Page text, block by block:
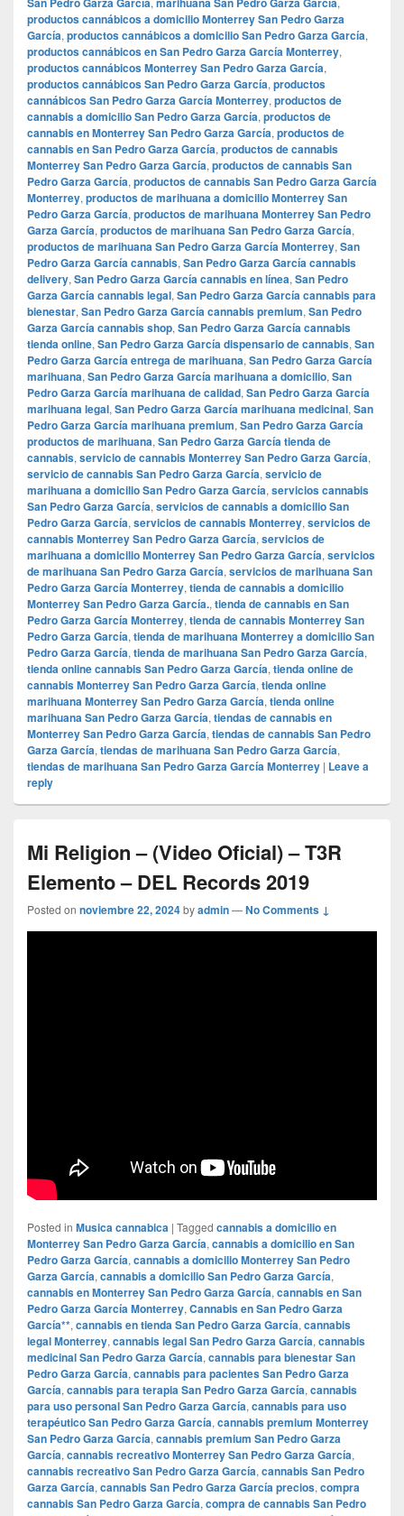
productos cannábicos a domicilio Monterrey San Pedro Garza
García, productos cannábicos a domicilio San Pedro Garza García,
productos cannábicos en San Pedro Garza García Monterrey,
productos cannábicos Monterrey San Pedro Garza García,
productos cannábicos San Pedro Garza García, productos
cannábicos San Pedro Garza García Monterrey, productos de
cannabis a domicilio San Pedro Garza García, productos de
cannabis en Monterrey San Pedro Garza García, productos de
cannabis en San Pedro Garza García, productos de cannabis
Monterrey San Pedro Garza García, productos de cannabis San
Pedro Garza García, productos de cannabis San Pedro Garza García
Monterrey, productos de marihuana a domicilio Monterrey San
Pedro Garza García, productos de marihuana Monterrey San Pedro
Garza García, productos de marihuana San Pedro Garza García,
productos de marihuana San Pedro Garza García Monterrey, San
Pedro Garza García cannabis, San Pedro Garza García cannabis
delivery, San Pedro Garza García cannabis en línea, San Pedro
Garza García cannabis legal, San Pedro Garza García cannabis para
bienestar, San Pedro Garza García cannabis premium, San Pedro
Garza García cannabis shop, San Pedro Garza García cannabis
tienda online, San Pedro Garza García dispensario de cannabis, San
Pedro Garza García entrega de marihuana, San Pedro Garza García
marihuana, San Pedro Garza García marihuana a domicilio, San
Pedro Garza García marihuana de calidad, San Pedro Garza García
marihuana legal, San Pedro Garza García marihuana medicinal, San
Pedro Garza García marihuana premium, San Pedro Garza García
productos de marihuana, San Pedro Garza García tienda de
cannabis, servicio de cannabis Monterrey San Pedro Garza García,
servicio de cannabis San Pedro Garza García, servicio de
marihuana a domicilio San Pedro Garza García, servicios cannabis
San Pedro Garza García, servicios de cannabis a domicilio San
Pedro Garza García, servicios de cannabis Monterrey, servicios de
cannabis Monterrey San Pedro Garza García, servicios de
marihuana a domicilio Monterrey San Pedro Garza García, servicios
de marihuana San Pedro Garza García, servicios de marihuana San
Pedro Garza García Monterrey, tienda de cannabis a domicilio
Monterrey San Pedro Garza García., tienda de cannabis en San
Pedro Garza García Monterrey, tienda de cannabis Monterrey San
Pedro Garza García, tienda de marihuana Monterrey a domicilio San
Pedro Garza García, tienda de marihuana San Pedro Garza García,
tienda online cannabis San Pedro Garza García, tienda online de
cannabis Monterrey San Pedro Garza García, tienda online
marihuana Monterrey San Pedro Garza García, tienda online
marihuana San Pedro Garza García, tiendas de cannabis en
Monterrey San Pedro Garza García, tiendas de cannabis San Pedro
Garza García, tiendas de marihuana San Pedro Garza García,
tiendas de marihuana San Pedro Garza García Monterrey | Leave a
reply
Mi Religion – (Video Oficial) – T3R
Elemento – DEL Records 2019
Posted on noviembre 22, 2024byadmin—No Comments ↓
Posted in Musica cannabica | Tagged cannabis a domicilio en
Monterrey San Pedro Garza García, cannabis a domicilio en San
Pedro Garza García, cannabis a domicilio Monterrey San Pedro
Garza García, cannabis a domicilio San Pedro Garza García,
cannabis en Monterrey San Pedro Garza García, cannabis en San
Pedro Garza García Monterrey, Cannabis en San Pedro Garza
García**, cannabis en tienda San Pedro Garza García, cannabis
legal Monterrey, cannabis legal San Pedro Garza García, cannabis
medicinal San Pedro Garza García, cannabis para bienestar San
Pedro Garza García, cannabis para pacientes San Pedro Garza
García, cannabis para terapia San Pedro Garza García, cannabis
para uso personal San Pedro Garza García, cannabis para uso
terapéutico San Pedro Garza García, cannabis premium Monterrey
San Pedro Garza García, cannabis premium San Pedro Garza
García, cannabis recreativo Monterrey San Pedro Garza García,
cannabis recreativo San Pedro Garza García, cannabis San Pedro
Garza García, cannabis San Pedro Garza García precios, compra
cannabis San Pedro Garza García, compra de cannabis San Pedro